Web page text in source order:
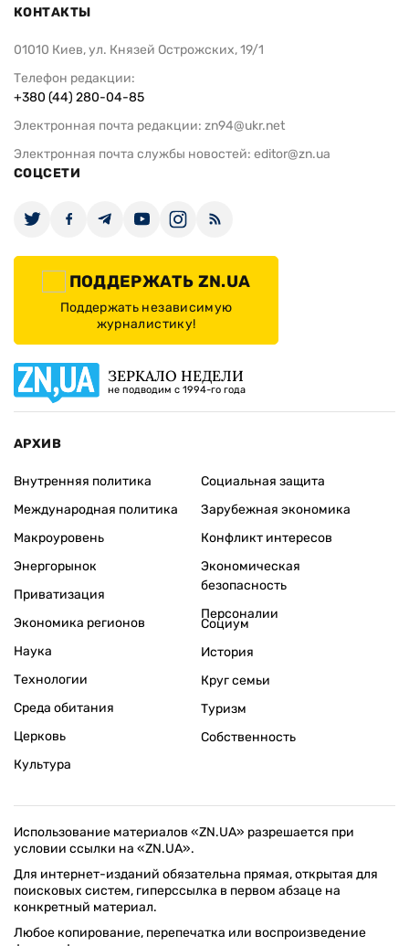
КОНТАКТЫ
01010 Киев, ул. Князей Острожских, 19/1
Телефон редакции:
+380 (44) 280-04-85
Электронная почта редакции: zn94@ukr.net
Электронная почта службы новостей: editor@zn.ua
СОЦСЕТИ
ПОДДЕРЖАТЬ ZN.UA
Поддержать независимую
журналистику!
ЗЕРКАЛО НЕДЕЛИ
не подводим с 1994-го года
АРХИВ
Внутренняя политика
Международная политика
Макроуровень
Энергорынок
Приватизация
Экономика регионов
Социальная защита
Зарубежная экономика
Конфликт интересов
Экономическая
безопасность
Персоналии
Наука
Технологии
Среда обитания
Церковь
Культура
Социум
История
Круг семьи
Туризм
Собственность
Использование материалов «ZN.UA» разрешается при
условии ссылки на «ZN.UA».
Для интернет-изданий обязательна прямая, открытая для
поисковых систем, гиперссылка в первом абзаце на
конкретный материал.
Любое копирование, перепечатка или воспроизведение